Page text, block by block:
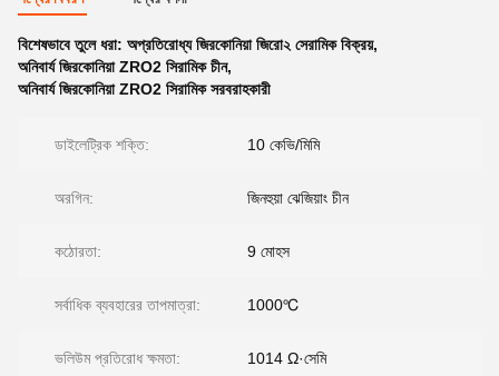
বিশেষভাবে তুলে ধরা: অপ্রতিরোধ্য জিরকোনিয়া জিরো২ সেরামিক বিক্রয়,
অনিবার্য জিরকোনিয়া ZRO2 সিরামিক চীন,
অনিবার্য জিরকোনিয়া ZRO2 সিরামিক সরবরাহকারী
ডাইলেট্রিক শক্তি: 10 কেভি/মিমি
অরগিন: জিনহুয়া ঝেজিয়াং চীন
কঠোরতা: 9 মোহস
সর্বাধিক ব্যবহারের তাপমাত্রা: 1000℃
ভলিউম প্রতিরোধ ক্ষমতা: 1014 Ω·সেমি